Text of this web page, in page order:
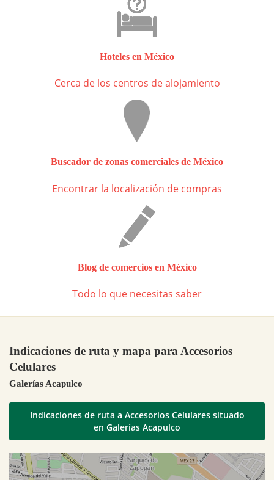
Hoteles en México
Cerca de los centros de alojamiento
Buscador de zonas comerciales de México
Encontrar la localización de compras
Blog de comercios en México
Todo lo que necesitas saber
Indicaciones de ruta y mapa para Accesorios
Celulares
Galerías Acapulco
Indicaciones de ruta a Accesorios Celulares situado
en Galerías Acapulco